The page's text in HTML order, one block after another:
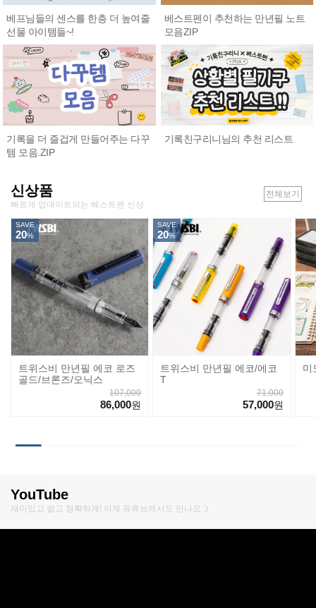
베프님들의 센스를 한층 더 높여줄
선물 아이템들~!
베스트펜이 추천하는 만년필 노트
모음ZIP
기록을 더 즐겁게 만들어주는 다꾸
템 모음.ZIP
기록친구리니님의 추천 리스트
신상품
빠르게 업데이트되는 베스트펜 신상
전체보기
SAVE
20%
트위스비 만년필 에코 로즈
골드/브론즈/오닉스
107,000
86,000원
SAVE
20%
트위스비 만년필 에코/에코
T
71,000
57,000원
미
YouTube
재미있고 쉽고 정확하게! 이제 유튜브에서도 만나요 :)